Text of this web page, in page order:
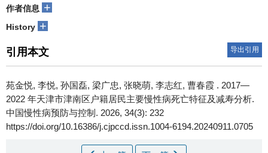
作者信息 +
History +
引用本文 导出引用
苑金悦, 李悦, 孙国磊, 梁广忠, 张晓萌, 李志红, 曹春霞 . 2017—
2022 年天津市津南区户籍居民主要慢性病死亡特征及减寿分析.
中国慢性病预防与控制. 2026, 34(3): 232
https://doi.org/10.16386/j.cjpccd.issn.1004-6194.20240911.0705